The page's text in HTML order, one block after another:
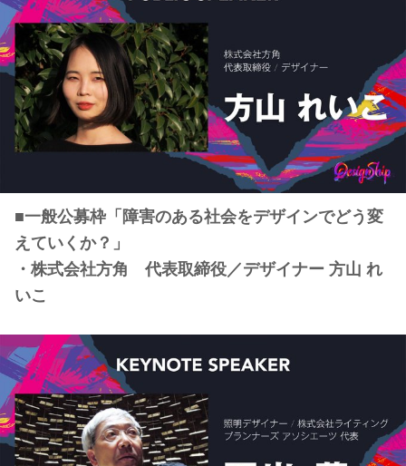
■一般公募枠「障害のある社会をデザインでどう変
えていくか？」
・株式会社方角 代表取締役／デザイナー 方山 れ
いこ